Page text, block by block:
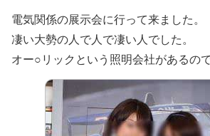
電気関係の展示会に行って来ました。
凄い大勢の人で人で凄い人でした。
オー○リックという照明会社があるので